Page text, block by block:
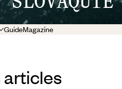
GuideMagazine
articles